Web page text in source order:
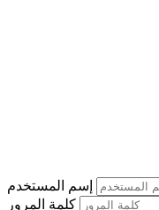
إسم المستخدم
كلمة المرور